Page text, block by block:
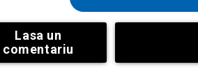
pensionarii folosesc cupoane
pentru centrele de tratament
dispoziția pensionarilor. CNPP a
Lasa un
comentariu